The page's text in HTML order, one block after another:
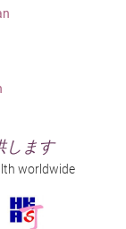
します
worldwide